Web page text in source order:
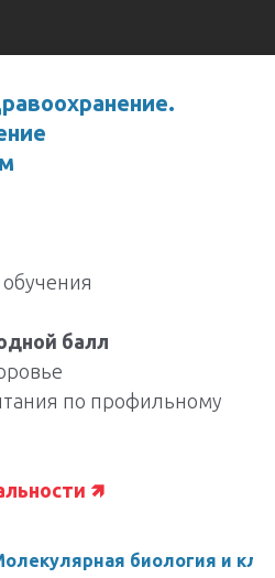
балл
по профильному
🡽
биология и